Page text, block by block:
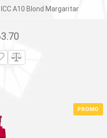
A10 Blond Margaritar
PROMO